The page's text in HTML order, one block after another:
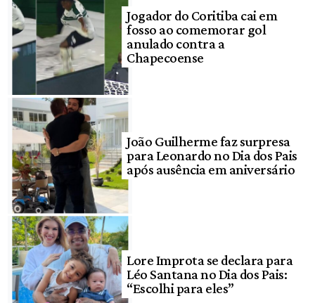
Jogador do Coritiba cai em
fosso ao comemorar gol
anulado contra a
Chapecoense
João Guilherme faz surpresa
para Leonardo no Dia dos Pais
após ausência em aniversário
Lore Improta se declara para
Léo Santana no Dia dos Pais:
“Escolhi para eles”